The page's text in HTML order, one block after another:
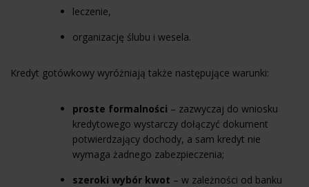
leczenie,
organizację ślubu i wesela.
Kredyt gotówkowy wyróżniają także następujące warunki:
proste formalności – zazwyczaj do wniosku
kredytowego wystarczy dołączyć dokument
potwierdzający dochody, a sam kredyt nie
wymaga żadnego zabezpieczenia;
szeroki wybór kwot – w zależności od banku